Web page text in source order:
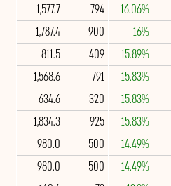
16.06%
794
1,577.7
16%
900
1,787.4
15.89%
409
811.5
15.83%
791
1,568.6
15.83%
320
634.6
15.83%
925
1,834.3
14.49%
500
980.0
14.49%
500
980.0